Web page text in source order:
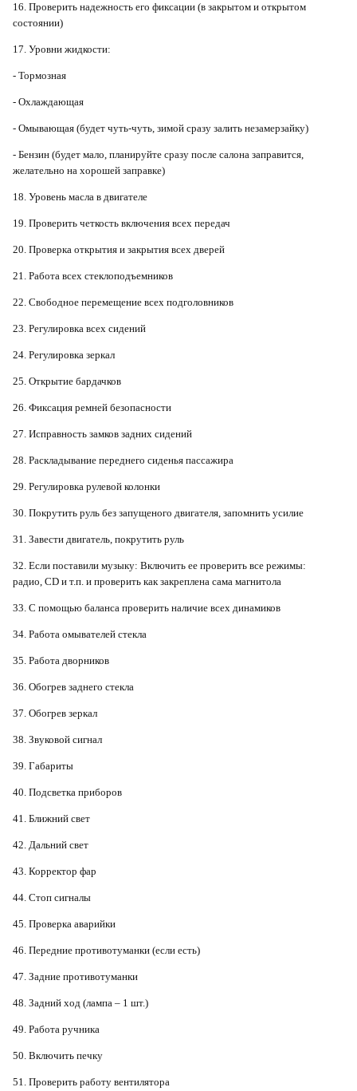
16. Проверить надежность его фиксации (в закрытом и открытом
состоянии)
17. Уровни жидкости:
- Тормозная
- Охлаждающая
- Омывающая (будет чуть-чуть, зимой сразу залить незамерзайку)
- Бензин (будет мало, планируйте сразу после салона заправится,
желательно на хорошей заправке)
18. Уровень масла в двигателе
19. Проверить четкость включения всех передач
20. Проверка открытия и закрытия всех дверей
21. Работа всех стеклоподъемников
22. Свободное перемещение всех подголовников
23. Регулировка всех сидений
24. Регулировка зеркал
25. Открытие бардачков
26. Фиксация ремней безопасности
27. Исправность замков задних сидений
28. Раскладывание переднего сиденья пассажира
29. Регулировка рулевой колонки
30. Покрутить руль без запущеного двигателя, запомнить усилие
31. Завести двигатель, покрутить руль
32. Если поставили музыку: Включить ее проверить все режимы:
радио, CD и т.п. и проверить как закреплена сама магнитола
33. С помощью баланса проверить наличие всех динамиков
34. Работа омывателей стекла
35. Работа дворников
36. Обогрев заднего стекла
37. Обогрев зеркал
38. Звуковой сигнал
39. Габариты
40. Подсветка приборов
41. Ближний свет
42. Дальний свет
43. Корректор фар
44. Стоп сигналы
45. Проверка аварийки
46. Передние противотуманки (если есть)
47. Задние противотуманки
48. Задний ход (лампа – 1 шт.)
49. Работа ручника
50. Включить печку
51. Проверить работу вентилятора